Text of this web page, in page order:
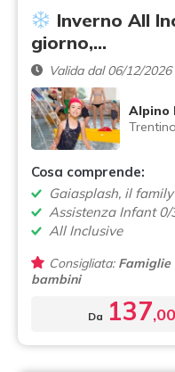
Inverno All
giorno,…
Valida dal 06/12/
Alpino
Cosa comprende:
Gaiasplash, il
Assistenza Infant 0/
All Inclusive
Consigliata:Famiglie
bambini
Da 137